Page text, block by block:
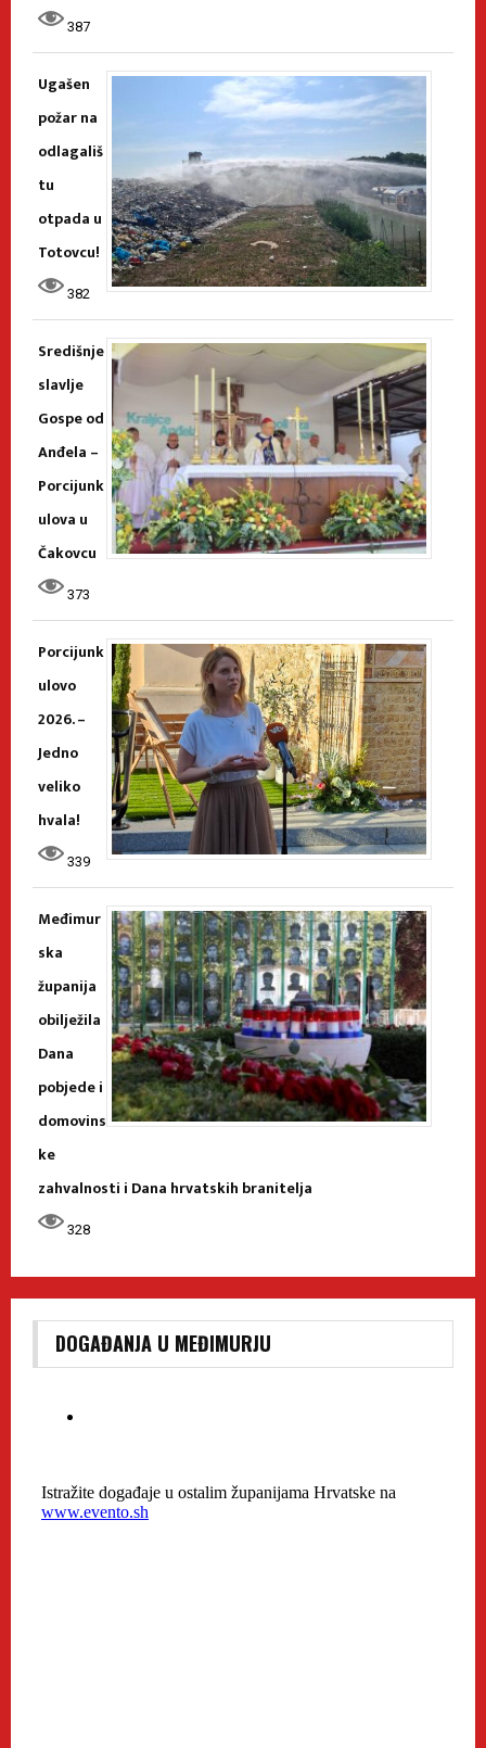
387
Ugašen
požar na
odlagališ
tu
otpada u
Totovcu!
382
Središnje
slavlje
Gospe od
Anđela –
Porcijunk
ulova u
Čakovcu
373
Porcijunk
ulovo
2026. –
Jedno
veliko
hvala!
339
Međimur
ska
županija
obilježila
Dana
pobjede i
domovins
ke
zahvalnosti i Dana hrvatskih branitelja
328
DOGAĐANJA U MEĐIMURJU